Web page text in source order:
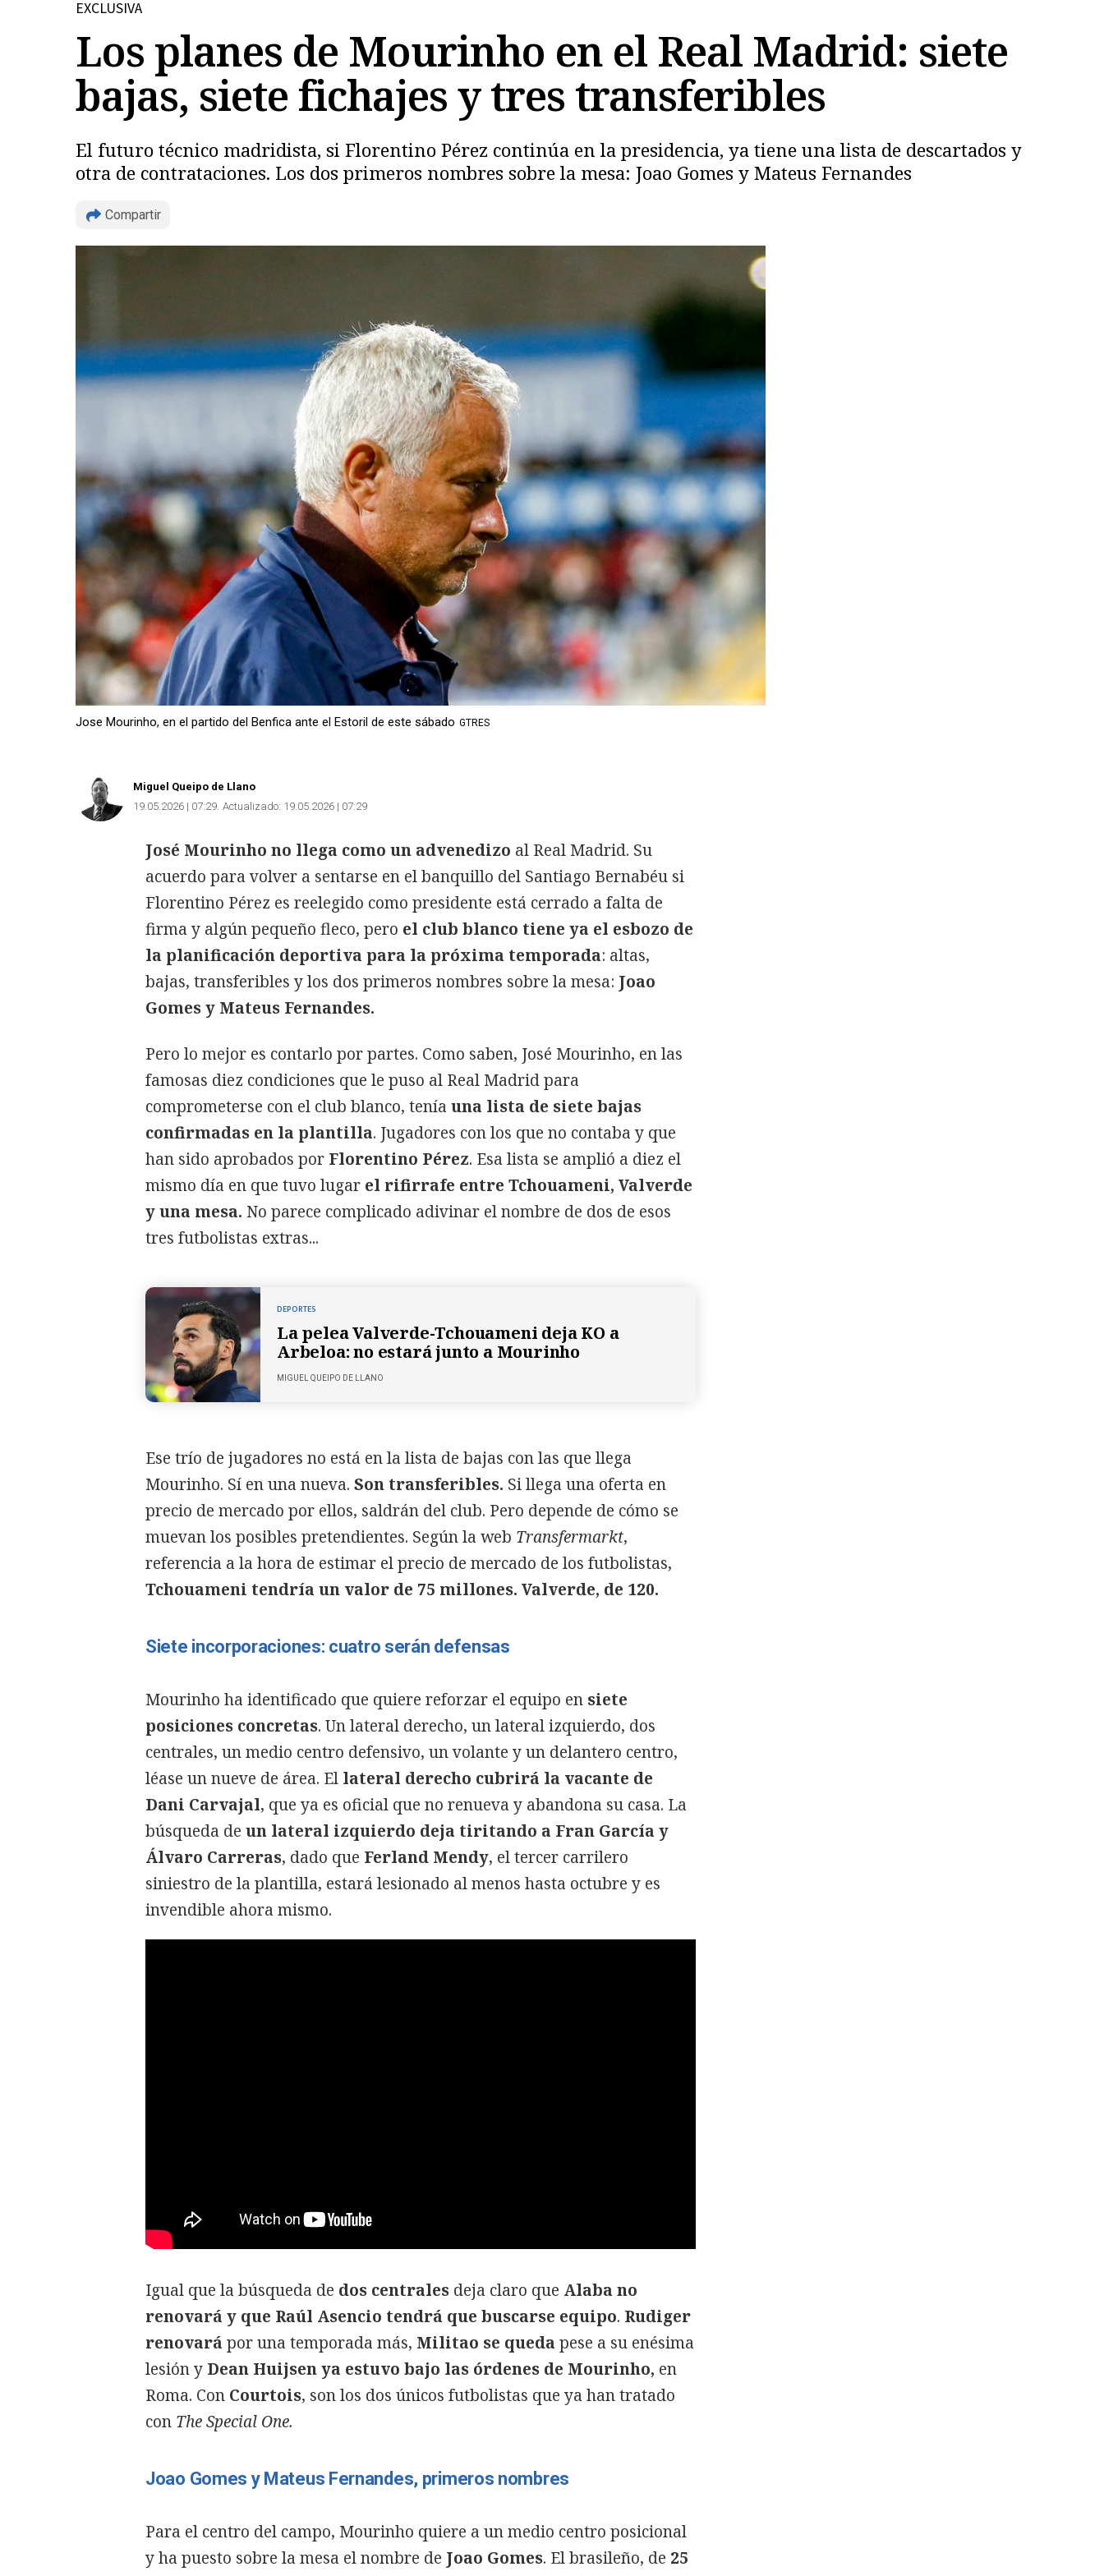
EXCLUSIVA
Los planes de Mourinho en el Real Madrid: siete
bajas, siete fichajes y tres transferibles
El futuro técnico madridista, si Florentino Pérez continúa en la presidencia, ya tiene una lista de descartados y
otra de contrataciones. Los dos primeros nombres sobre la mesa: Joao Gomes y Mateus Fernandes
Compartir
Jose Mourinho, en el partido del Benfica ante el Estoril de este sábado GTRES
Miguel Queipo de Llano
19.05.2026 | 07:29 Actualizado: 19.05.2026 | 07:29
José Mourinho no llega como un advenedizo al Real Madrid. Su
acuerdo para volver a sentarse en el banquillo del Santiago Bernabéu si
Florentino Pérez es reelegido como presidente está cerrado a falta de
firma y algún pequeño fleco, pero el club blanco tiene ya el esbozo de
la planificación deportiva para la próxima temporada: altas,
bajas, transferibles y los dos primeros nombres sobre la mesa: Joao
Gomes y Mateus Fernandes.
Pero lo mejor es contarlo por partes. Como saben, José Mourinho, en las
famosas diez condiciones que le puso al Real Madrid para
comprometerse con el club blanco, tenía una lista de siete bajas
confirmadas en la plantilla. Jugadores con los que no contaba y que
han sido aprobados por Florentino Pérez. Esa lista se amplió a diez el
mismo día en que tuvo lugar el rifirrafe entre Tchouameni, Valverde
y una mesa. No parece complicado adivinar el nombre de dos de esos
tres futbolistas extras...
DEPORTES
La pelea Valverde-Tchouameni deja KO a
Arbeloa: no estará junto a Mourinho
MIGUEL QUEIPO DE LLANO
Ese trío de jugadores no está en la lista de bajas con las que llega
Mourinho. Sí en una nueva. Son transferibles. Si llega una oferta en
precio de mercado por ellos, saldrán del club. Pero depende de cómo se
muevan los posibles pretendientes. Según la web Transfermarkt,
referencia a la hora de estimar el precio de mercado de los futbolistas,
Tchouameni tendría un valor de 75 millones. Valverde, de 120.
Siete incorporaciones: cuatro serán defensas
Mourinho ha identificado que quiere reforzar el equipo en siete
posiciones concretas. Un lateral derecho, un lateral izquierdo, dos
centrales, un medio centro defensivo, un volante y un delantero centro,
léase un nueve de área. El lateral derecho cubrirá la vacante de
Dani Carvajal, que ya es oficial que no renueva y abandona su casa. La
búsqueda de un lateral izquierdo deja tiritando a Fran García y
Álvaro Carreras, dado que Ferland Mendy, el tercer carrilero
siniestro de la plantilla, estará lesionado al menos hasta octubre y es
invendible ahora mismo.
Igual que la búsqueda de dos centrales deja claro que Alaba no
renovará y que Raúl Asencio tendrá que buscarse equipo. Rudiger
renovará por una temporada más, Militao se queda pese a su enésima
lesión y Dean Huijsen ya estuvo bajo las órdenes de Mourinho, en
Roma. Con Courtois, son los dos únicos futbolistas que ya han tratado
con The Special One.
Joao Gomes y Mateus Fernandes, primeros nombres
Para el centro del campo, Mourinho quiere a un medio centro posicional
y ha puesto sobre la mesa el nombre de Joao Gomes. El brasileño, de 25